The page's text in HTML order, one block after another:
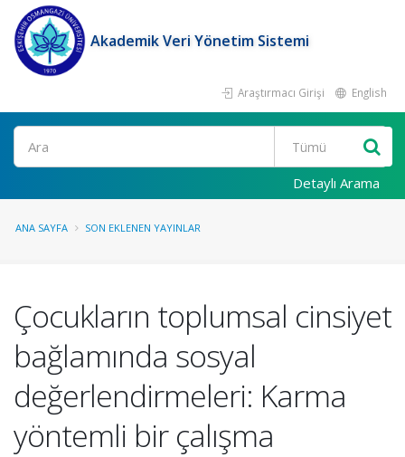
Akademik Veri Yönetim Sistemi
Araştırmacı Girişi English
Ara
Detaylı Arama
ANA SAYFA SON EKLENEN YAYINLAR
Çocukların toplumsal cinsiyet
bağlamında sosyal
değerlendirmeleri: Karma
yöntemli bir çalışma